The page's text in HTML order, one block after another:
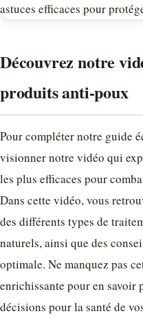
Découvrez notre
produits anti-poux
Pour compléter notre guide
visionner notre vidéo qui
les plus efficaces pour
Dans cette vidéo, vous
des différents types de
naturels, ainsi que des
optimale. Ne manquez pas
enrichissante pour en savoir
décisions pour la santé de